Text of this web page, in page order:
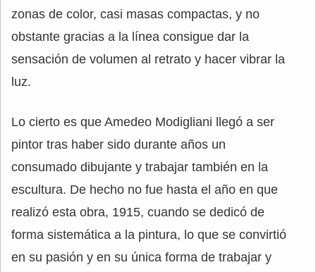
zonas de color, casi masas compactas, y no
obstante gracias a la línea consigue dar la
sensación de volumen al retrato y hacer vibrar la
luz.
Lo cierto es que Amedeo Modigliani llegó a ser
pintor tras haber sido durante años un
consumado dibujante y trabajar también en la
escultura. De hecho no fue hasta el año en que
realizó esta obra, 1915, cuando se dedicó de
forma sistemática a la pintura, lo que se convirtió
en su pasión y en su única forma de trabajar y